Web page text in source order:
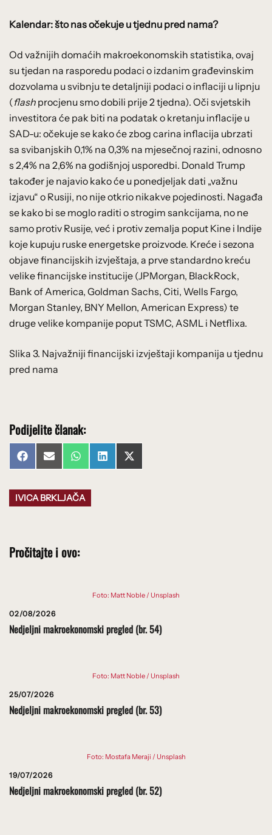
Kalendar: što nas očekuje u tjednu pred nama?
Od važnijih domaćih makroekonomskih statistika, ovaj
su tjedan na rasporedu podaci o izdanim građevinskim
dozvolama u svibnju te detaljniji podaci o inflaciji u lipnju
(flash procjenu smo dobili prije 2 tjedna). Oči svjetskih
investitora će pak biti na podatak o kretanju inflacije u
SAD-u: očekuje se kako će zbog carina inflacija ubrzati
sa svibanjskih 0,1% na 0,3% na mjesečnoj razini, odnosno
s 2,4% na 2,6% na godišnjoj usporedbi. Donald Trump
također je najavio kako će u ponedjeljak dati „važnu
izjavu“ o Rusiji, no nije otkrio nikakve pojedinosti. Nagađa
se kako bi se moglo raditi o strogim sankcijama, no ne
samo protiv Rusije, već i protiv zemalja poput Kine i Indije
koje kupuju ruske energetske proizvode. Kreće i sezona
objave financijskih izvještaja, a prve standardno kreću
velike financijske institucije (JPMorgan, BlackRock,
Bank of America, Goldman Sachs, Citi, Wells Fargo,
Morgan Stanley, BNY Mellon, American Express) te
druge velike kompanije poput TSMC, ASML i Netflixa.
Slika 3. Najvažniji financijski izvještaji kompanija u tjednu
pred nama
Podijelite članak:
Share
on
FacebookShare
on
Email Share
on
WhatsAppShare
on
LinkedInShare
on
X
(Twitter)
IVICA BRKLJAČA
Pročitajte i ovo:
Foto: Matt Noble / Unsplash
02/08/2026
Nedjeljni makroekonomski pregled (br. 54)
Foto: Matt Noble / Unsplash
25/07/2026
Nedjeljni makroekonomski pregled (br. 53)
Foto: Mostafa Meraji / Unsplash
19/07/2026
Nedjeljni makroekonomski pregled (br. 52)